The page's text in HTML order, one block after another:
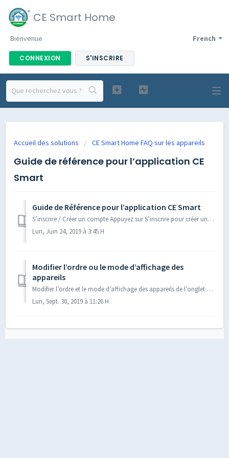
CE Smart Home
French
Bienvenue
CONNEXION S'INSCRIRE
Accueil des solutions CE Smart Home FAQ sur les appareils
Guide de référence pour l’application CE
Smart
Guide de Référence pour l’application CE Smart
S’inscrire / Créer un compte Appuyez sur S’inscrire pour créer un compte à l’aide de votre adresse courriel ou de votre numéro de téléphone cellulaire. Vou...
Lun, Juin 24, 2019 à 3:45 H
Modifier l’ordre ou le mode d’affichage des
appareils
Modifier l’ordre et le mode d’affichage des appareils de l’onglet d’accueil de CE Smart, version 2.6.3 ou ultérieure. Modifier l’ordre dans lequel s’af...
Lun, Sept. 30, 2019 à 11:26 H